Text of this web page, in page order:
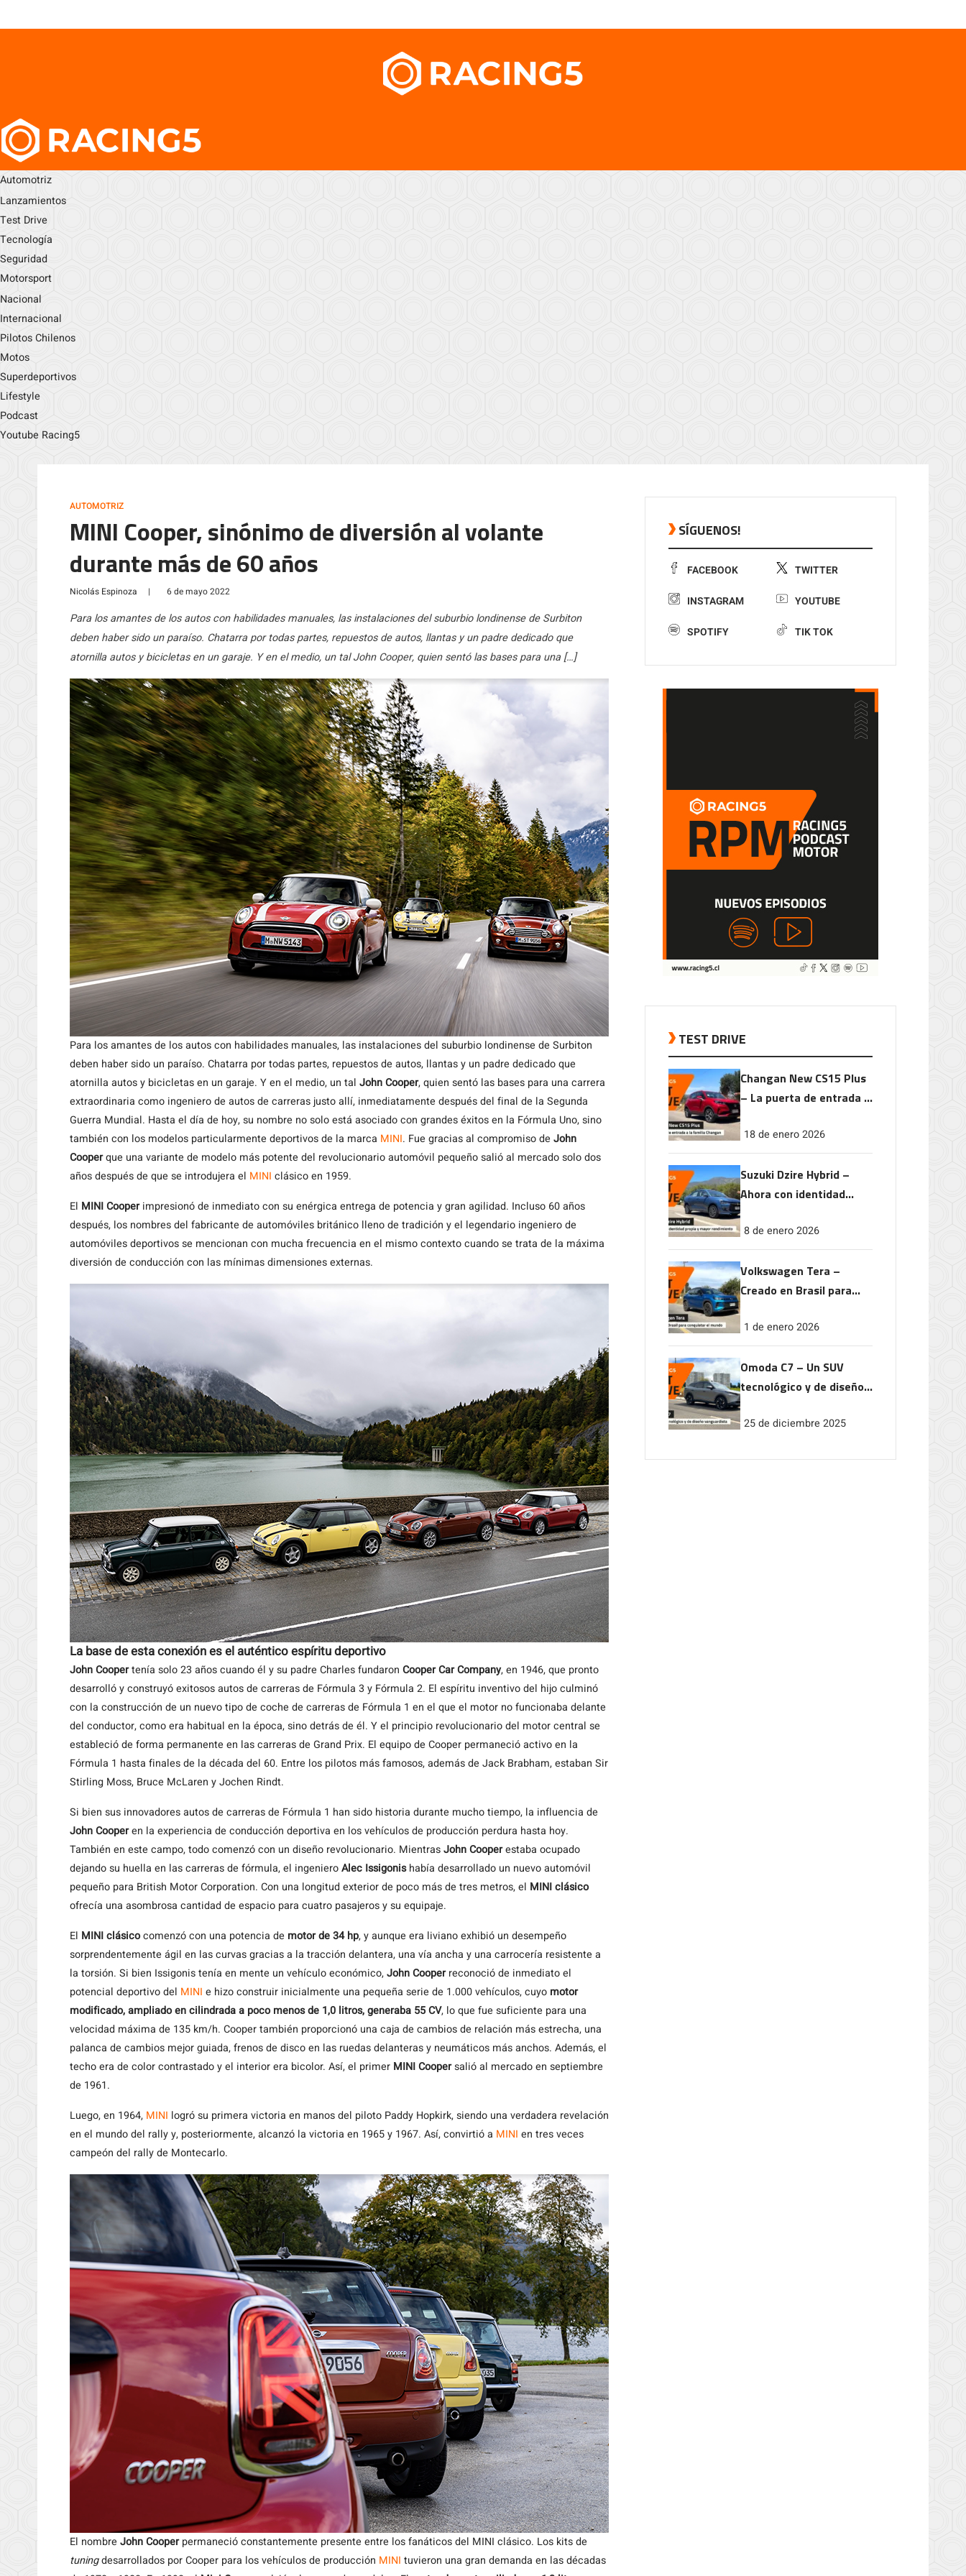
Automotriz
Lanzamientos
Test Drive
Tecnología
Seguridad
Motorsport
Nacional
Internacional
Pilotos Chilenos
Motos
Superdeportivos
Lifestyle
Podcast
Youtube Racing5
AUTOMOTRIZ
MINI Cooper, sinónimo de diversión al volante
durante más de 60 años
Nicolás Espinoza | 6 de mayo 2022
Para los amantes de los autos con habilidades manuales, las instalaciones del suburbio londinense de Surbiton
deben haber sido un paraíso. Chatarra por todas partes, repuestos de autos, llantas y un padre dedicado que
atornilla autos y bicicletas en un garaje. Y en el medio, un tal John Cooper, quien sentó las bases para una […]
Para los amantes de los autos con habilidades manuales, las instalaciones del suburbio londinense de Surbiton
deben haber sido un paraíso. Chatarra por todas partes, repuestos de autos, llantas y un padre dedicado que
atornilla autos y bicicletas en un garaje. Y en el medio, un tal John Cooper, quien sentó las bases para una carrera
extraordinaria como ingeniero de autos de carreras justo allí, inmediatamente después del final de la Segunda
Guerra Mundial. Hasta el día de hoy, su nombre no solo está asociado con grandes éxitos en la Fórmula Uno, sino
también con los modelos particularmente deportivos de la marca MINI. Fue gracias al compromiso de John
Cooperque una variante de modelo más potente del revolucionario automóvil pequeño salió al mercado solo dos
años después de que se introdujera el MINI clásico en 1959.
El MINI Cooperimpresionó de inmediato con su enérgica entrega de potencia y gran agilidad. Incluso 60 años
después, los nombres del fabricante de automóviles británico lleno de tradición y el legendario ingeniero de
automóviles deportivos se mencionan con mucha frecuencia en el mismo contexto cuando se trata de la máxima
diversión de conducción con las mínimas dimensiones externas.
La base de esta conexión es el auténtico espíritu deportivo
John Coopertenía solo 23 años cuando él y su padre Charles fundaron Cooper Car Company, en 1946, que pronto
desarrolló y construyó exitosos autos de carreras de Fórmula 3 y Fórmula 2. El espíritu inventivo del hijo culminó
con la construcción de un nuevo tipo de coche de carreras de Fórmula 1 en el que el motor no funcionaba delante
del conductor, como era habitual en la época, sino detrás de él. Y el principio revolucionario del motor central se
estableció de forma permanente en las carreras de Grand Prix. El equipo de Cooper permaneció activo en la
Fórmula 1 hasta finales de la década del 60. Entre los pilotos más famosos, además de Jack Brabham, estaban Sir
Stirling Moss, Bruce McLaren y Jochen Rindt.
Si bien sus innovadores autos de carreras de Fórmula 1 han sido historia durante mucho tiempo, la influencia de
John Cooperen la experiencia de conducción deportiva en los vehículos de producción perdura hasta hoy.
También en este campo, todo comenzó con un diseño revolucionario. MientrasJohn Cooperestaba ocupado
dejando su huella en las carreras de fórmula, el ingenieroAlec Issigonishabía desarrollado un nuevo automóvil
pequeño para British Motor Corporation. Con una longitud exterior de poco más de tres metros, el MINI clásico
ofrecía una asombrosa cantidad de espacio para cuatro pasajeros y su equipaje.
El MINI clásicocomenzó con una potencia de motor de 34 hp, y aunque era liviano exhibió un desempeño
sorprendentemente ágil en las curvas gracias a la tracción delantera, una vía ancha y una carrocería resistente a
la torsión. Si bien Issigonis tenía en mente un vehículo económico,John Cooperreconoció de inmediato el
potencial deportivo del MINI e hizo construir inicialmente una pequeña serie de 1.000 vehículos, cuyo motor
modificado, ampliado en cilindrada a poco menos de 1,0 litros, generaba 55 CV, lo que fue suficiente para una
velocidad máxima de 135 km/h. Cooper también proporcionó una caja de cambios de relación más estrecha, una
palanca de cambios mejor guiada, frenos de disco en las ruedas delanteras y neumáticos más anchos. Además, el
techo era de color contrastado y el interior era bicolor. Así, el primer MINI Coopersalió al mercado en septiembre
de 1961.
Luego, en 1964, MINI logró su primera victoria en manos del piloto Paddy Hopkirk, siendo una verdadera revelación
en el mundo del rally y, posteriormente, alcanzó la victoria en 1965 y 1967. Así, convirtió a MINI en tres veces
campeón del rally de Montecarlo.
El nombre John Cooperpermaneció constantemente presente entre los fanáticos del MINI clásico. Los kits de
tuningdesarrollados por Cooper para los vehículos de producción MINI tuvieron una gran demanda en las décadas
SÍGUENOS!
FACEBOOK TWITTER
INSTAGRAM YOUTUBE
SPOTIFY TIK TOK
TEST DRIVE
Changan New CS15 Plus
– La puerta de entrada a
18 de enero 2026
Suzuki Dzire Hybrid –
Ahora con identidad
rendimiento
8 de enero 2026
Volkswagen Tera –
Creado en Brasil para
1 de enero 2026
Omoda C7 – Un SUV
tecnológico y de diseño
25 de diciembre 2025